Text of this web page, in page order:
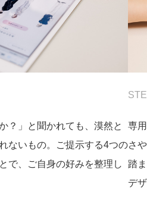
？」と聞かれても、漠然と
ないもの。ご提示する4つの
で、ご自身の好みを整理し
専
さ
踏
デ